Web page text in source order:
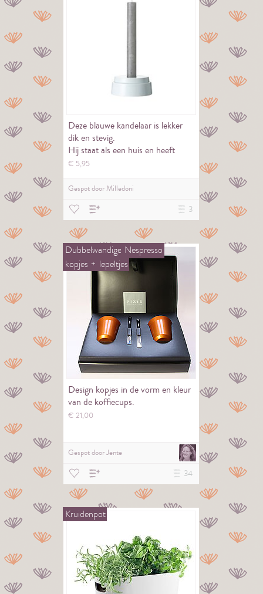
Deze blauwe kandelaar is lekker
dik en stevig.
Hij staat als een huis en heeft
verder geen poespas.
€ 5,95
Gespot doorMilledoni
3
Dubbelwandige Nespresso
kopjes + lepeltjes
Design kopjes in de vorm en kleur
van de koffiecups.
€21,00
Gespot doorJente
34
Kruidenpot